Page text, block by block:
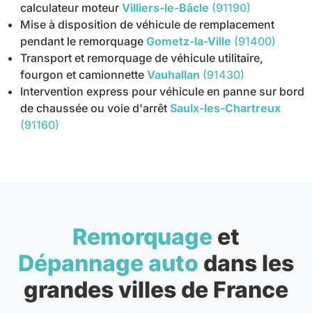
calculateur moteur Villiers-le-Bâcle (91190)
Mise à disposition de véhicule de remplacement
pendant le remorquage Gometz-la-Ville (91400)
Transport et remorquage de véhicule utilitaire,
fourgon et camionnette Vauhallan (91430)
Intervention express pour véhicule en panne sur bord
de chaussée ou voie d'arrêt Saulx-les-Chartreux
(91160)
Remorquage et
Dépannage auto dans les
grandes villes de France